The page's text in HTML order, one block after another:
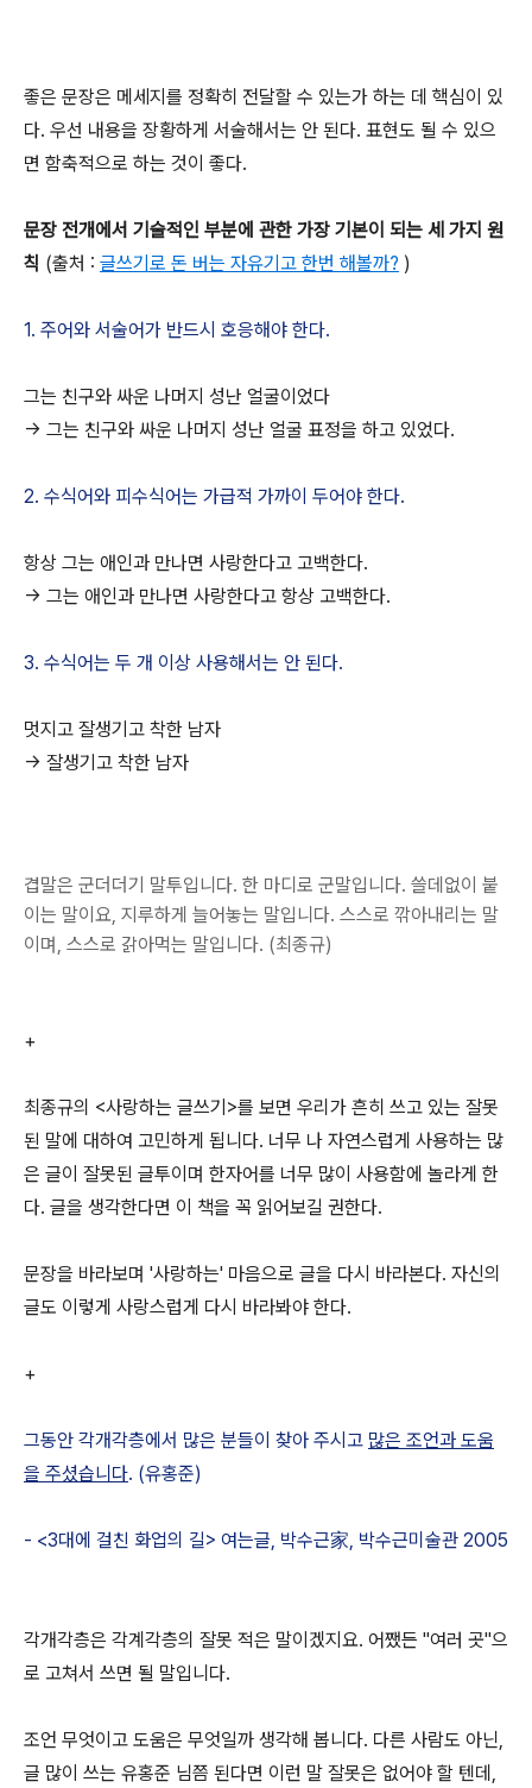
좋은 문장은 메세지를 정확히 전달할 수 있는가 하는 데 핵심이 있
다. 우선 내용을 장황하게 서술해서는 안 된다. 표현도 될 수 있으
면 함축적으로 하는 것이 좋다.
문장 전개에서 기술적인 부분에 관한 가장 기본이 되는 세 가지 원
칙 (출처 : 글쓰기로 돈 버는 자유기고 한번 해볼까? )
1. 주어와 서술어가 반드시 호응해야 한다.
그는 친구와 싸운 나머지 성난 얼굴이었다
-> 그는 친구와 싸운 나머지 성난 얼굴 표정을 하고 있었다.
2. 수식어와 피수식어는 가급적 가까이 두어야 한다.
항상 그는 애인과 만나면 사랑한다고 고백한다.
-> 그는 애인과 만나면 사랑한다고 항상 고백한다.
3. 수식어는 두 개 이상 사용해서는 안 된다.
멋지고 잘생기고 착한 남자
-> 잘생기고 착한 남자
겹말은 군더더기 말투입니다. 한 마디로 군말입니다. 쓸데없이 붙
이는 말이요, 지루하게 늘어놓는 말입니다. 스스로 깎아내리는 말
이며, 스스로 갉아먹는 말입니다. (최종규)
+
최종규의 <사랑하는 글쓰기>를 보면 우리가 흔히 쓰고 있는 잘못
된 말에 대하여 고민하게 됩니다. 너무 나 자연스럽게 사용하는 많
은 글이 잘못된 글투이며 한자어를 너무 많이 사용함에 놀라게 한
다. 글을 생각한다면 이 책을 꼭 읽어보길 권한다.
문장을 바라보며 '사랑하는' 마음으로 글을 다시 바라본다. 자신의
글도 이렇게 사랑스럽게 다시 바라봐야 한다.
+
그동안 각개각층에서 많은 분들이 찾아 주시고 많은 조언과 도움
을 주셨습니다. (유홍준)
- <3대에 걸친 화업의 길> 여는글, 박수근家, 박수근미술관 2005
각개각층은 각계각층의 잘못 적은 말이겠지요. 어쨌든 "여러 곳"으
로 고쳐서 쓰면 될 말입니다.
조언 무엇이고 도움은 무엇일까 생각해 봅니다. 다른 사람도 아닌,
글 많이 쓰는 유홍준 님쯤 된다면 이런 말 잘못은 없어야 할 텐데,